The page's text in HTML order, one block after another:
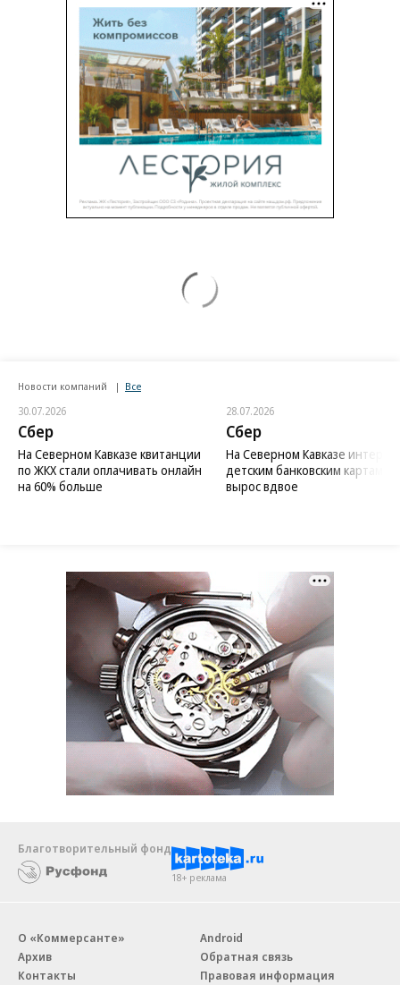
Новости компаний Все
30.07.2026
Сбер
На Северном Кавказе квитанции
по ЖКХ стали оплачивать онлайн
на 60% больше
28.07.2026
Сбер
На Северном Кавказе интерес
детским банковским картам
вырос вдвое
Благотворительный фонд
18+ реклама
О «Коммерсанте»
Архив
Контакты
Android
Обратная связь
Правовая информация